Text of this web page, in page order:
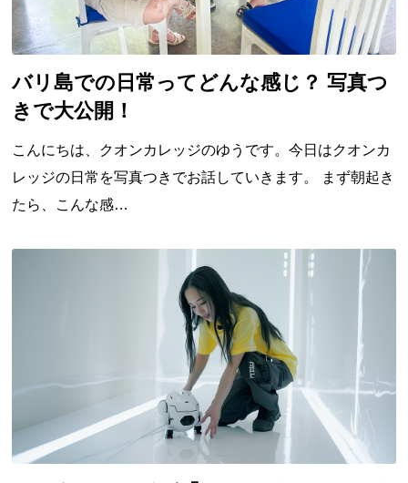
ホーム
コース
卒業生の皆様
隠れ家
バリ島での日常ってどんな感じ？ 写真つ
きで大公開！
こんにちは、クオンカレッジのゆうです。今日はクオンカ
レッジの日常を写真つきでお話していきます。 まず朝起き
たら、こんな感…